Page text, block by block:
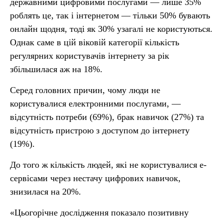
державними цифровими послугами — лише 35%
роблять це, так і інтернетом — тільки 50% бувають
онлайн щодня, тоді як 30% узагалі не користуються.
Однак саме в цій віковій категорії кількість
регулярних користувачів інтернету за рік
збільшилася аж на 18%.
Серед головних причин, чому люди не
користувалися електронними послугами, —
відсутність потреби (69%), брак навичок (27%) та
відсутність пристрою з доступом до інтернету
(19%).
До того ж кількість людей, які не користувалися е-
сервісами через нестачу цифрових навичок,
знизилася на 20%.
«Цьогорічне дослідження показало позитивну